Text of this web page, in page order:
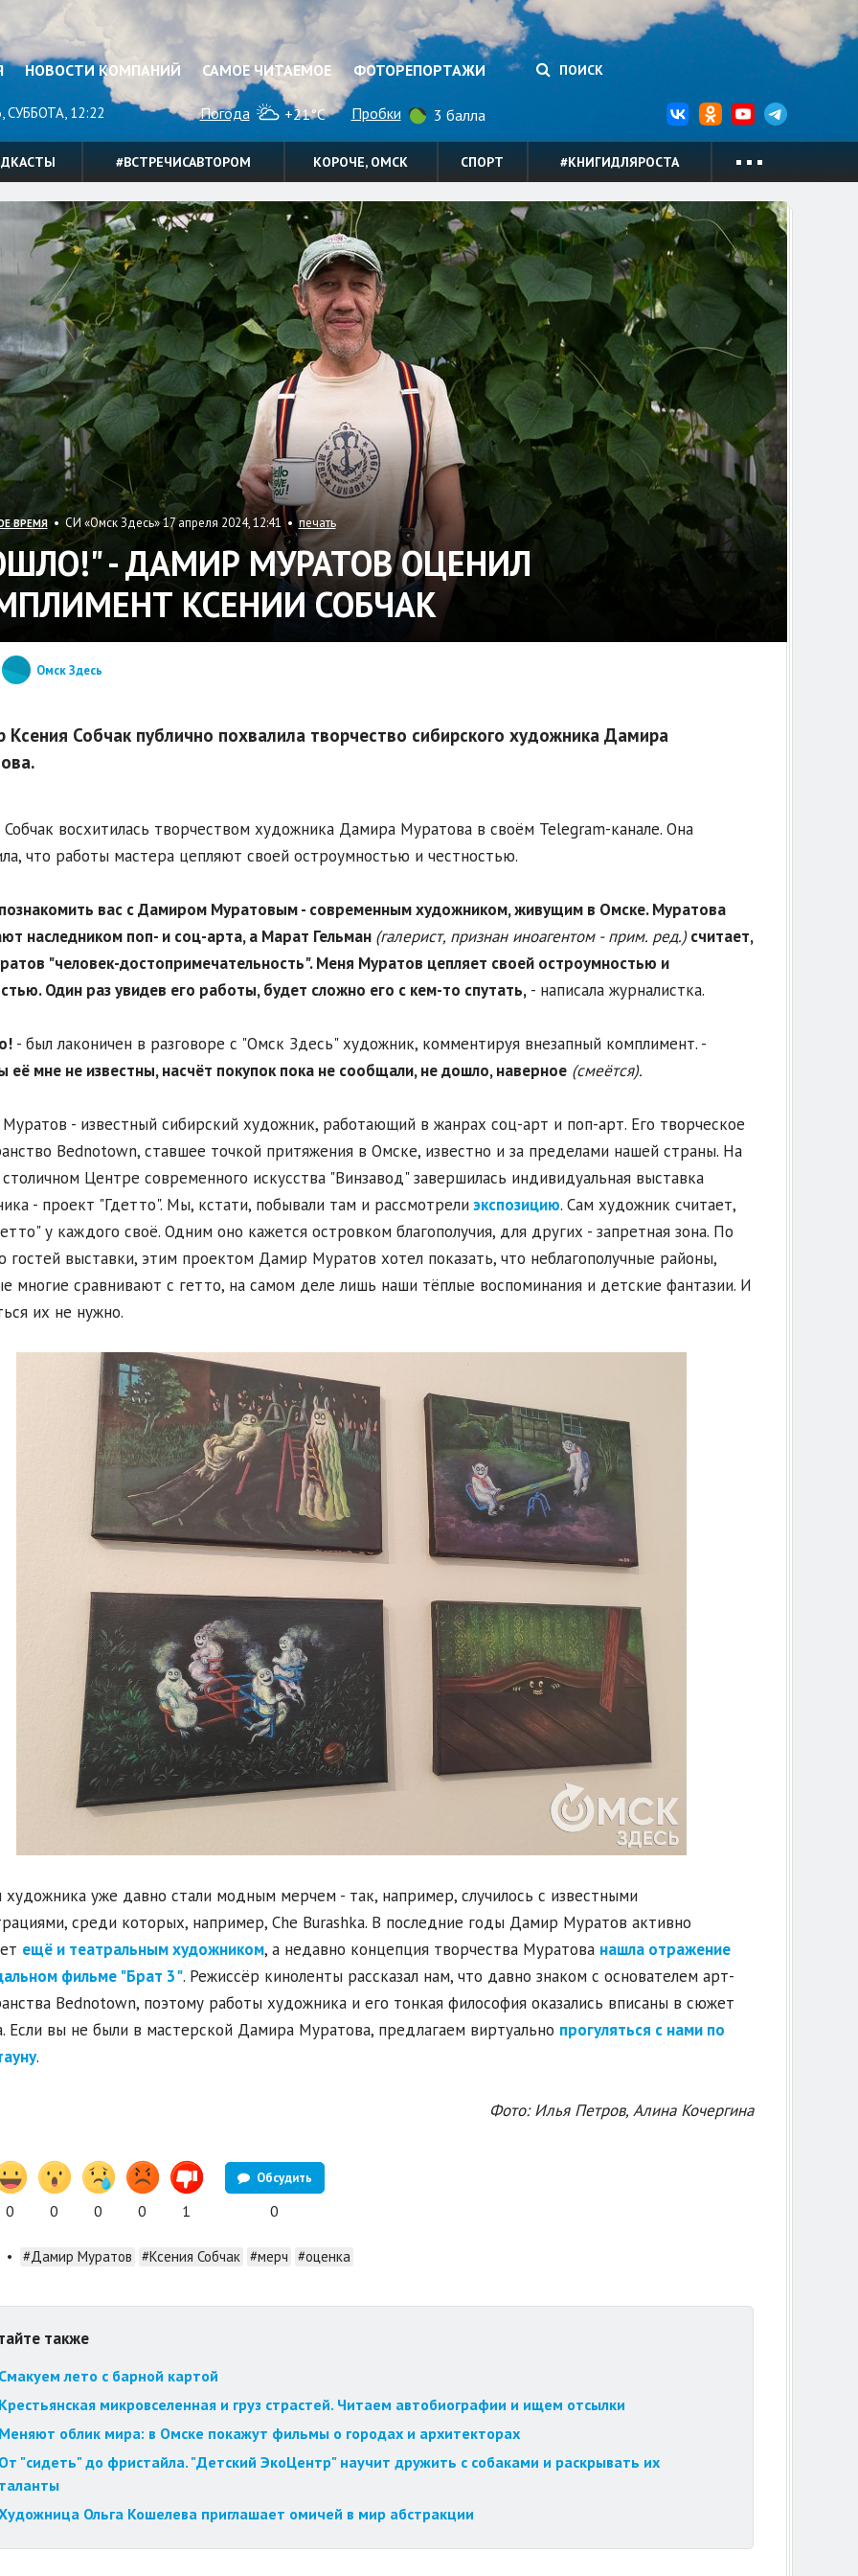
НОВОСТИ КОМПАНИЙ САМОЕ ЧИТАЕМОЕ ФОТОРЕПОРТАЖИ ПОИСК
СУББОТА, 12:22 Погода +21°C Пробки 3 балла
#ВСТРЕЧИСАВТОРОМ КОРОЧЕ, ОМСК СПОРТ #КНИГИДЛЯРОСТА
ВРЕМЯ• СИ «Омск Здесь» 17 апреля 2024, 12:41 •печать
- ДАМИР МУРАТОВ ОЦЕНИЛ
КСЕНИИ СОБЧАК
Омск Здесь
Ксения Собчак публично похвалила творчество сибирского художника Дамира
Собчак восхитилась творчеством художника Дамира Муратова в своём Telegram-канале. Она
что работы мастера цепляют своей остроумностью и честностью.
вас с Дамиром Муратовым - современным художником, живущим в Омске. Муратова
наследником поп- и соц-арта, а Марат Гельман (галерист, признан иноагентом - прим. ред.)считает,
"человек-достопримечательность". Меня Муратов цепляет своей остроумностью и
Один раз увидев его работы, будет сложно его с кем-то спутать,- написала журналистка.
- был лаконичен в разговоре с "Омск Здесь" художник, комментируя внезапный комплимент. -
её мне не известны, насчёт покупок пока не сообщали, не дошло, наверное (смеётся).
- известный сибирский художник, работающий в жанрах соц-арт и поп-арт. Его творческое
Bednotown, ставшее точкой притяжения в Омске, известно и за пределами нашей страны. На
Центре современного искусства "Винзавод" завершилась индивидуальная выставка
- проект "Гдетто". Мы, кстати, побывали там и рассмотрели экспозицию. Сам художник считает,
у каждого своё. Одним оно кажется островком благополучия, для других - запретная зона. По
гостей выставки, этим проектом Дамир Муратов хотел показать, что неблагополучные районы,
многие сравнивают с гетто, на самом деле лишь наши тёплые воспоминания и детские фантазии. И
их не нужно.
художника уже давно стали модным мерчем - так, например, случилось с известными
среди которых, например, Che Burashka. В последние годы Дамир Муратов активно
ещё и театральным художником, а недавно концепция творчества Муратова нашла отражение
фильме "Брат 3". Режиссёр киноленты рассказал нам, что давно знаком с основателем арт-
Bednotown, поэтому работы художника и его тонкая философия оказались вписаны в сюжет
Если вы не были в мастерской Дамира Муратова, предлагаем виртуально прогуляться с нами по
.
Фото: Илья Петров, Алина Кочергина
0 0 0 0 1
Обсудить
0
• #Дамир Муратов #Ксения Собчак #мерч #оценка
также
Смакуем лето с барной картой
Крестьянская микровселенная и груз страстей. Читаем автобиографии и ищем отсылки
Меняют облик мира: в Омске покажут фильмы о городах и архитекторах
От "сидеть" до фристайла. "Детский ЭкоЦентр" научит дружить с собаками и раскрывать их
таланты
Ольга Кошелева приглашает омичей в мир абстракции